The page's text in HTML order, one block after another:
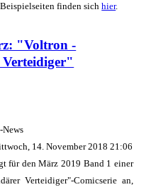
finden sichhier.
"Voltron -
14. November 2018 21:06
für den März 2019 Band 1 einer
Verteidiger"-Comicserie an,